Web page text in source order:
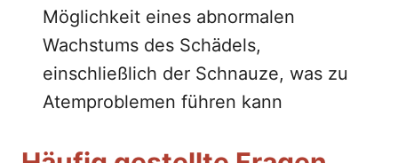
Möglichkeit eines abnormalen
Wachstums des Schädels,
einschließlich der Schnauze, was zu
Atemproblemen führen kann